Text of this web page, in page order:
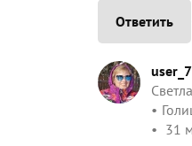
Ответить
31